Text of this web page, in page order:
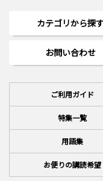
カテゴリから探す
お問い合わせ
ご利用ガイド
特集一覧
用語集
お便りの講読希望